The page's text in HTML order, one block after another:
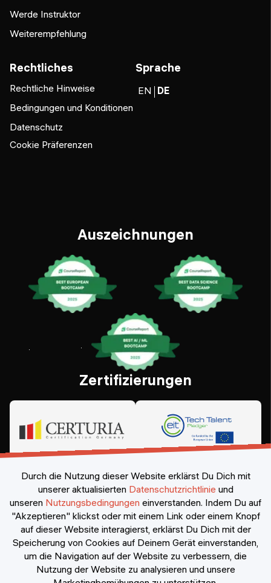
Werde Instruktor
Weiterempfehlung
Rechtliches
Rechtliche Hinweise
Bedingungen und Konditionen
Datenschutz
Cookie Präferenzen
Sprache
EN DE
Auszeichnungen
Zertifizierungen
©2026Constructor Nexademy. Alle Rechte vorbehalten
Durch die Nutzung dieser Website erklärst Du Dich mit
unserer aktualisierten Datenschutzrichtlinie und
unseren Nutzungsbedingungen einverstanden. Indem Du auf
"Akzeptieren" klickst oder mit einem Link oder einem Knopf
auf dieser Website interagierst, erklärst Du Dich mit der
Speicherung von Cookies auf Deinem Gerät einverstanden,
um die Navigation auf der Website zu verbessern, die
Nutzung der Website zu analysieren und unsere